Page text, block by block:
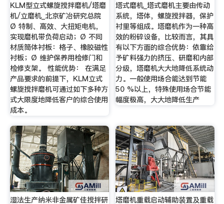
KLM型立式螺旋搅拌磨机/塔磨
机/立磨机_北京矿冶研究总院
Ø 特制、高效、大扭矩电机，
实现磨机带负荷启动；Ø 不同
材质筒体衬板：格子、橡胶磁性
衬板；Ø 维护保养用检修门和
检修支架。 性能优势： 在满足
产品要求的前提下，KLM立式
螺旋搅拌磨机可通过如下多种方
式大限度地降低客户的综合使用
成本。
塔式磨机_塔式磨机主要由传动
系统，塔体，螺旋搅拌器，保护
衬里等组成。塔磨机作为一种高
效的粉碎设备，比较而言，其具
有以下方面的综合优势：依靠给
予矿料强力的挤压、研磨和内部
分级，塔磨机大大地降低系统动
力。一般使用场合能达到节能
50 %以上，特殊使用场合节能
幅度极高，大大地降低生产
湿法生产纳米非金属矿佳搅拌研
塔磨机重载启动辅助装置及重载